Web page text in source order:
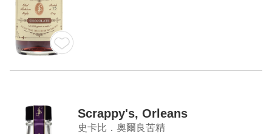
Scrappy's, Orleans
史卡比．奧爾良苦精